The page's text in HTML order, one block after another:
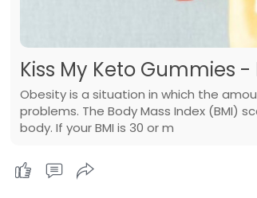
Kiss My Keto Gummies -
Obesity is a situation in which the
problems. The Body Mass Index (BMI)
body. If your BMI is 30 or m